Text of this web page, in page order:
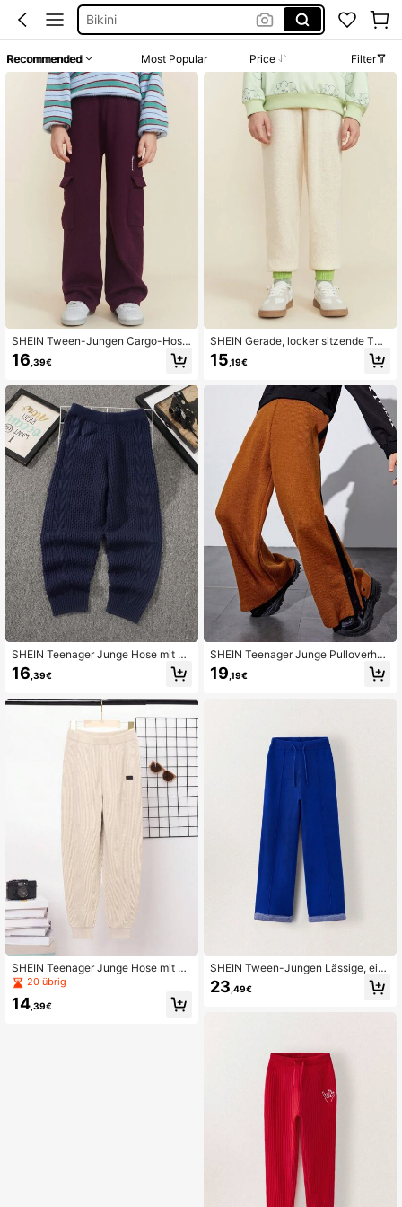
Kleid Baumwolle
Kleid Weiß Sommer
Kurze Kleider Sommer
Recommended Most Popular Price Filter
SHEIN Tween-Jungen Cargo-Hose
mit Buchstaben-Muster, lässiger Pu
llover, Herbst/Winter
16,39€
SHEIN Teenager Junge Hose mit Ei
nfarbig Zopfstrick
16 ,39€
SHEIN Teenager Junge Hose mit Fli
cken Detail, Strick
20 übrig
14 ,39€
SHEIN Gerade, locker sitzende Twe
en Jungen Jogginghose mit Tasche
n, Uni-Farbig, für Herbst/Winter
15,19€
SHEIN Teenager Junge Pulloverhos
e mit Kontrast Besatz,
19 ,19€
SHEIN Tween-Jungen Lässige, einf
arbige Strickhose mit Kordelzug in
der Taille, Herbst/Winter
23 ,49€